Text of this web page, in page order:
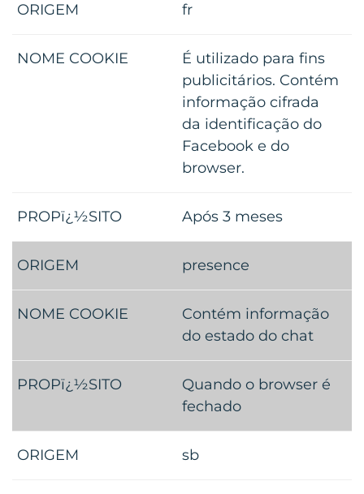
fr
É utilizado para fins
publicitários. Contém
informação cifrada
da identificação do
Facebook e do
browser.
Após 3 meses
presence
Contém informação
do estado do chat
Quando o browser é
fechado
sb